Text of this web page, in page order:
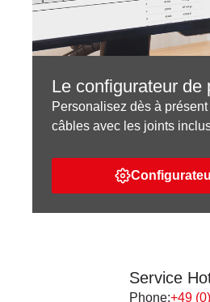
Le configurateur de
Personalisez dès à
câbles avec les joints
Service
Phone:+49